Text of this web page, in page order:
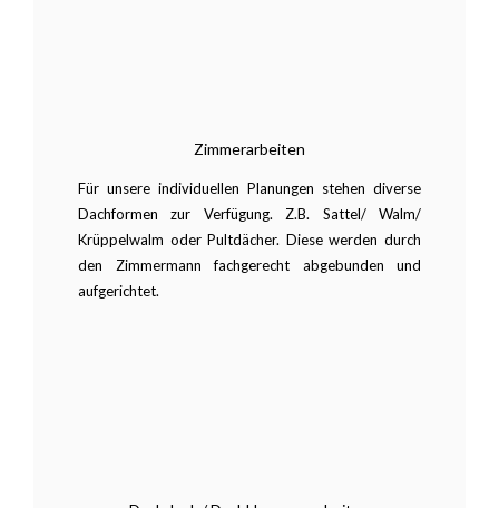
Zimmerarbeiten
Für unsere individuellen Planungen stehen diverse
Dachformen zur Verfügung. Z.B. Sattel/ Walm/
Krüppelwalm oder Pultdächer. Diese werden durch
den Zimmermann fachgerecht abgebunden und
aufgerichtet.